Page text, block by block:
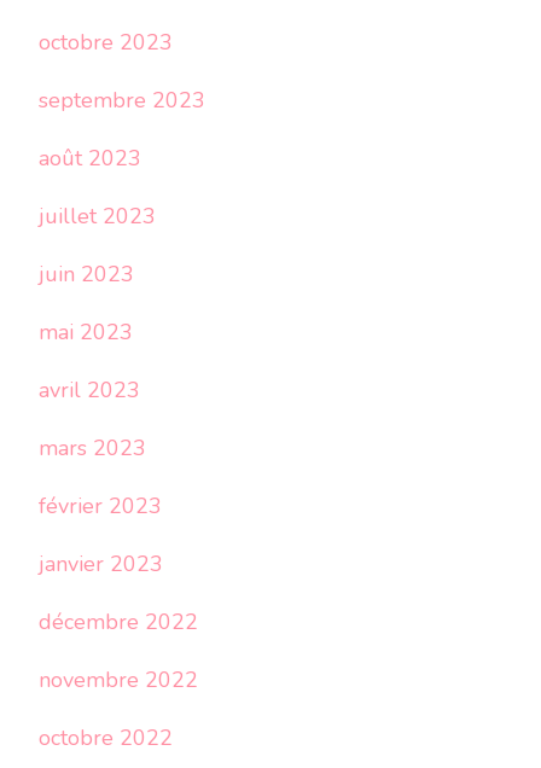
octobre 2023
septembre 2023
août 2023
juillet 2023
juin 2023
mai 2023
avril 2023
mars 2023
février 2023
janvier 2023
décembre 2022
novembre 2022
octobre 2022